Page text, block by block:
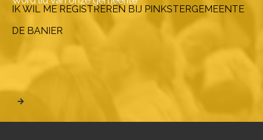
IK WIL ME REGISTREREN BIJ PINKSTERGEMEENTE
DE BANIER